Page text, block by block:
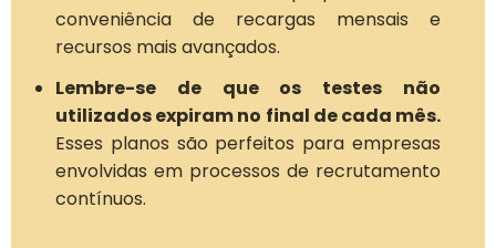
conveniência de recargas mensais e
recursos mais avançados.
Lembre-se de que os testes não
utilizados expiram no final de cada mês.
Esses planos são perfeitos para empresas
envolvidas em processos de recrutamento
contínuos.